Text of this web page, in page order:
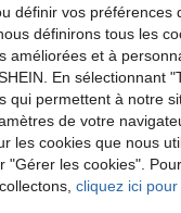
définir vos
définirons tous les
améliorées et à
En sélectionnant
qui permettent à notre
de votre
les cookies que nous
"Gérer les cookies".
cliquez ici